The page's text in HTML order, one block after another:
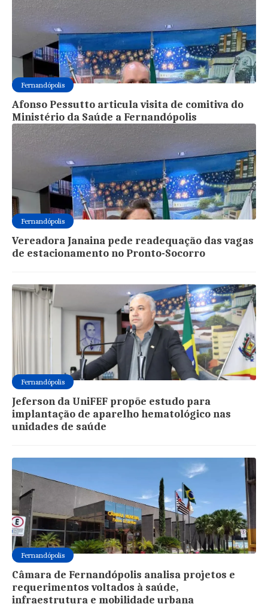
Fernandópolis
Afonso Pessutto articula visita de comitiva do
Ministério da Saúde a Fernandópolis
Fernandópolis
Vereadora Janaina pede readequação das vagas
de estacionamento no Pronto-Socorro
Fernandópolis
Jeferson da UniFEF propõe estudo para
implantação de aparelho hematológico nas
unidades de saúde
Fernandópolis
Câmara de Fernandópolis analisa projetos e
requerimentos voltados à saúde,
infraestrutura e mobilidade urbana